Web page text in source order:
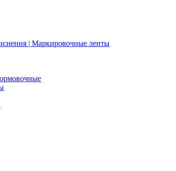
| Маркировочные ленты